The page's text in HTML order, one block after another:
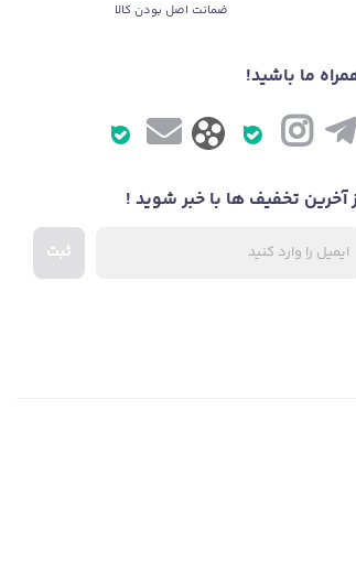
DOLBY ATOMSباعث بالاتر رفتن کیفیت صدای
است و همین مورد است که می‌تواند تاثیر بسیار
با هر سطح نیازی را کاملا راضی کند. در بخش
مدل
ضمانت اصل بودن کالا
ما باشید!
آخرین تخفیف ها با خبر شوید !
ثبت